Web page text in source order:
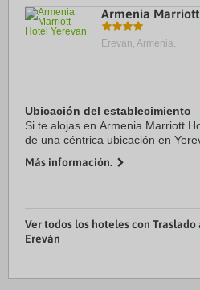
Armenia
Ereván, Armenia.
Ubicación del establecimiento
Si te alojas en Armenia Marriott
de una céntrica ubicación en
Cantante. Además, este hotel de ...
Más información.
Ver todos los hoteles con
Ereván